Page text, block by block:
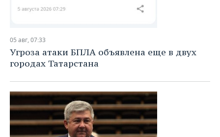
05 авг, 07:33
Угроза атаки БПЛА объявлена еще в двух
городах Татарстана